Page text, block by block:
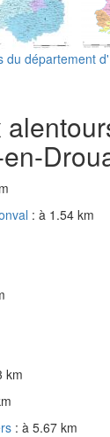
du département
: à 1.54 km
km
: à 5.67 km